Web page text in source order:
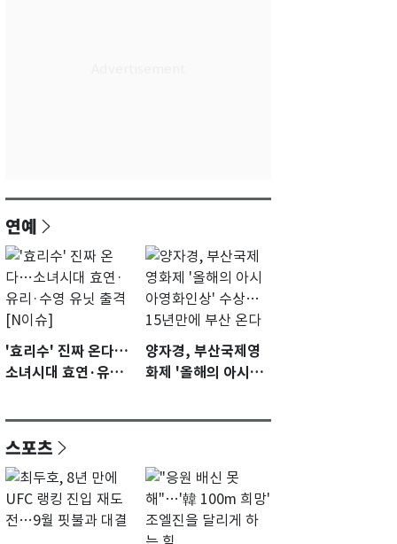
연예
'효리수' 진짜 온다…
소녀시대 효연·유리·
슈]
양자경, 부산국제영
화제 '올해의 아시아
년만에 부산 온다
스포츠